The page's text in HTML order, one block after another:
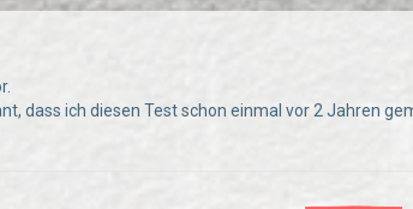
dass ich diesen Test schon einmal vor 2 Jahren